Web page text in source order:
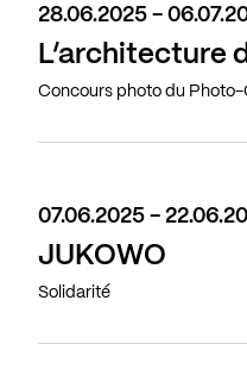
28.06.2025 -
L’architecture
Concours photo du
07.06.2025 -
JUKOWO
Solidarité